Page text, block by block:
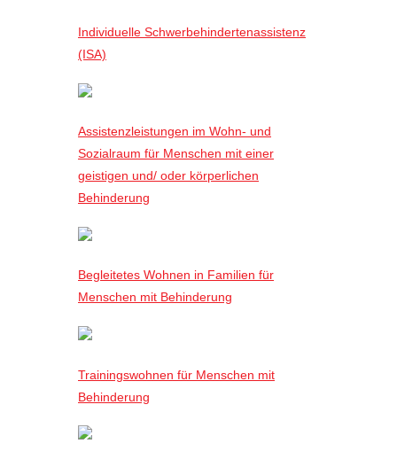
Individuelle Schwerbehindertenassistenz
(ISA)
Assistenzleistungen im Wohn- und
Sozialraum für Menschen mit einer
geistigen und/ oder körperlichen
Behinderung
Begleitetes Wohnen in Familien für
Menschen mit Behinderung
Trainingswohnen für Menschen mit
Behinderung